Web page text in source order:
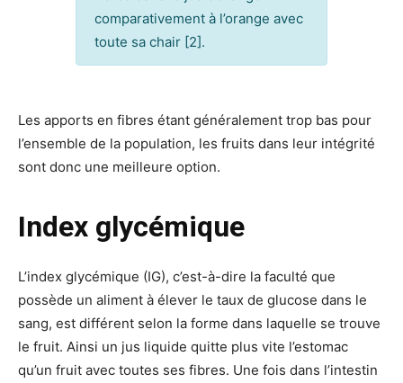
comparativement à l’orange avec
toute sa chair [2].
Les apports en fibres étant généralement trop bas pour
l’ensemble de la population, les fruits dans leur intégrité
sont donc une meilleure option.
Index glycémique
L’index glycémique (IG), c’est-à-dire la faculté que
possède un aliment à élever le taux de glucose dans le
sang, est différent selon la forme dans laquelle se trouve
le fruit. Ainsi un jus liquide quitte plus vite l’estomac
qu’un fruit avec toutes ses fibres. Une fois dans l’intestin